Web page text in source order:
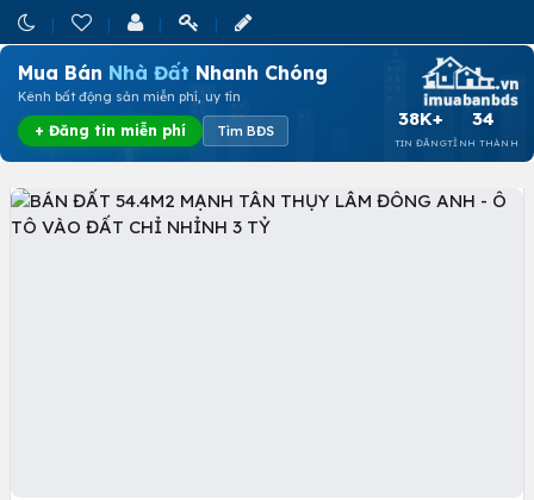
Mua Bán Nhà Đất Nhanh Chóng
Kênh bất động sản miễn phí, uy tín
+ Đăng tin miễn phí Tìm BĐS
38K+
TIN ĐĂNG
34
TỈNH THÀNH